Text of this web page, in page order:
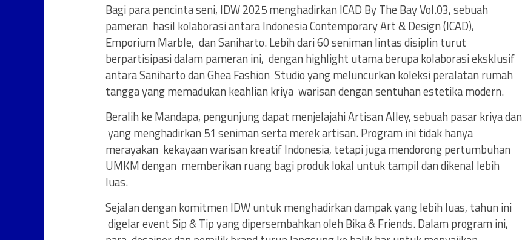
Bagi para pencinta seni, IDW 2025 menghadirkan ICAD By The Bay Vol.03, sebuah
pameran hasil kolaborasi antara Indonesia Contemporary Art & Design (ICAD),
Emporium Marble, dan Saniharto. Lebih dari 60 seniman lintas disiplin turut
berpartisipasi dalam pameran ini, dengan highlight utama berupa kolaborasi eksklusif
antara Saniharto dan Ghea Fashion Studio yang meluncurkan koleksi peralatan rumah
tangga yang memadukan keahlian kriya warisan dengan sentuhan estetika modern.
Beralih ke Mandapa, pengunjung dapat menjelajahi Artisan Alley, sebuah pasar kriya dan
yang menghadirkan 51 seniman serta merek artisan. Program ini tidak hanya
merayakan kekayaan warisan kreatif Indonesia, tetapi juga mendorong pertumbuhan
UMKM dengan memberikan ruang bagi produk lokal untuk tampil dan dikenal lebih
luas.
Sejalan dengan komitmen IDW untuk menghadirkan dampak yang lebih luas, tahun ini
digelar event Sip & Tip yang dipersembahkan oleh Bika & Friends. Dalam program ini,